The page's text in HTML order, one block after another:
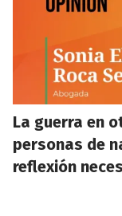
La guerra en
personas de
reflexión